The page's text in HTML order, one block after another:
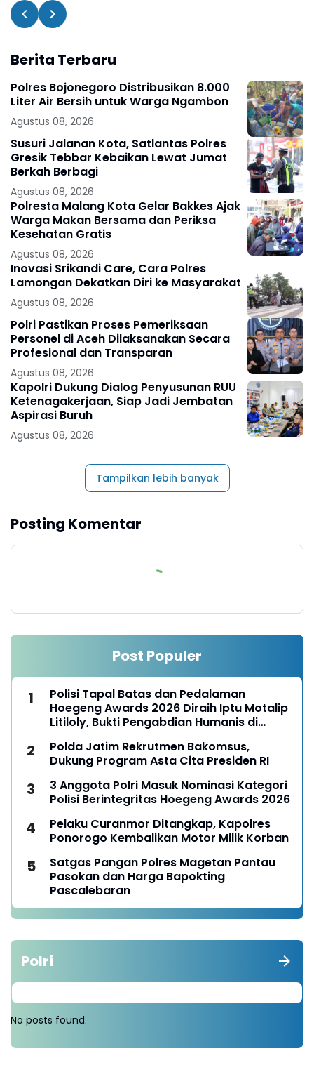
Berita Terbaru
Polres Bojonegoro Distribusikan 8.000
Liter Air Bersih untuk Warga Ngambon
Agustus 08, 2026
Susuri Jalanan Kota, Satlantas Polres
Gresik Tebbar Kebaikan Lewat Jumat
Berkah Berbagi
Agustus 08, 2026
Polresta Malang Kota Gelar Bakkes Ajak
Warga Makan Bersama dan Periksa
Kesehatan Gratis
Agustus 08, 2026
Inovasi Srikandi Care, Cara Polres
Lamongan Dekatkan Diri ke Masyarakat
Agustus 08, 2026
Polri Pastikan Proses Pemeriksaan
Personel di Aceh Dilaksanakan Secara
Profesional dan Transparan
Agustus 08, 2026
Kapolri Dukung Dialog Penyusunan RUU
Ketenagakerjaan, Siap Jadi Jembatan
Aspirasi Buruh
Agustus 08, 2026
Tampilkan lebih banyak
Posting Komentar
Post Populer
Polisi Tapal Batas dan Pedalaman
Hoegeng Awards 2026 Diraih Iptu Motalip
Litiloly, Bukti Pengabdian Humanis di
Polda Jatim Rekrutmen Bakomsus,
Dukung Program Asta Cita Presiden RI
3 Anggota Polri Masuk Nominasi Kategori
Polisi Berintegritas Hoegeng Awards 2026
Pelaku Curanmor Ditangkap, Kapolres
Ponorogo Kembalikan Motor Milik Korban
Satgas Pangan Polres Magetan Pantau
Pasokan dan Harga Bapokting
Pascalebaran
Polri
No posts found.